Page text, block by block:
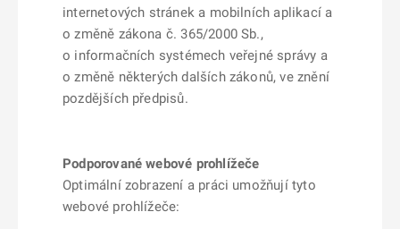
internetových stránek a mobilních aplikací a
o změně zákona č. 365/2000 Sb.,
o informačních systémech veřejné správy a
o změně některých dalších zákonů, ve znění
pozdějších předpisů.
Podporované webové prohlížeče
Optimální zobrazení a práci umožňují tyto
webové prohlížeče: